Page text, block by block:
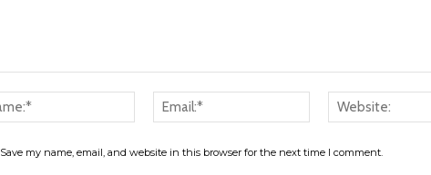
Name:*
Email:*
Save my name, email, and website in this browser for the next time I comment.